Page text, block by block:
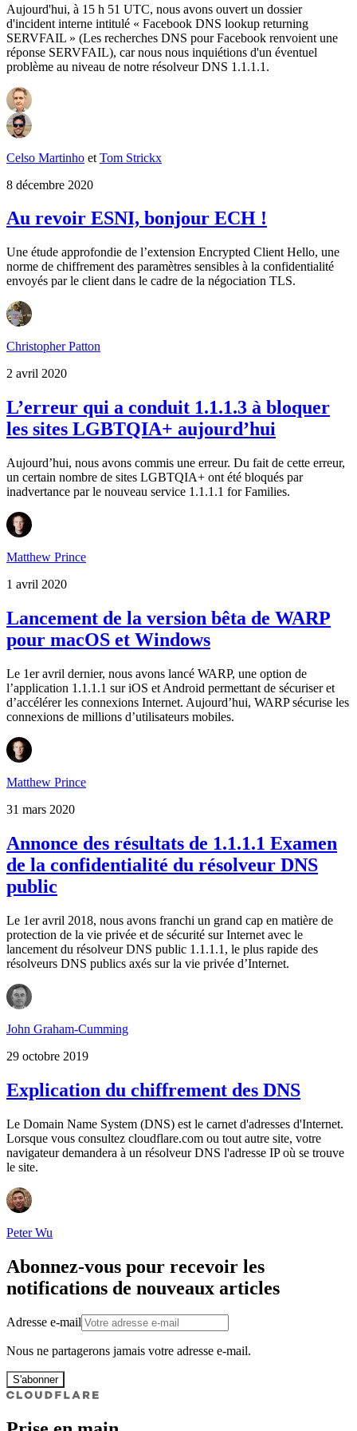
Aujourd'hui, à 15 h 51 UTC, nous avons ouvert un dossier
d'incident interne intitulé « Facebook DNS lookup returning
SERVFAIL » (Les recherches DNS pour Facebook renvoient une
réponse SERVFAIL), car nous nous inquiétions d'un éventuel
problème au niveau de notre résolveur DNS 1.1.1.1.
Celso Martinho et Tom Strickx
8 décembre 2020
Au revoir ESNI, bonjour ECH !
Une étude approfondie de l’extension Encrypted Client Hello, une
norme de chiffrement des paramètres sensibles à la confidentialité
envoyés par le client dans le cadre de la négociation TLS.
Christopher Patton
2 avril 2020
L’erreur qui a conduit 1.1.1.3 à bloquer
les sites LGBTQIA+ aujourd’hui
Aujourd’hui, nous avons commis une erreur. Du fait de cette erreur,
un certain nombre de sites LGBTQIA+ ont été bloqués par
inadvertance par le nouveau service 1.1.1.1 for Families.
Matthew Prince
1 avril 2020
Lancement de la version bêta de WARP
pour macOS et Windows
Le 1er avril dernier, nous avons lancé WARP, une option de
l’application 1.1.1.1 sur iOS et Android permettant de sécuriser et
d’accélérer les connexions Internet. Aujourd’hui, WARP sécurise les
connexions de millions d’utilisateurs mobiles.
Matthew Prince
31 mars 2020
Annonce des résultats de 1.1.1.1 Examen
de la confidentialité du résolveur DNS
public
Le 1er avril 2018, nous avons franchi un grand cap en matière de
protection de la vie privée et de sécurité sur Internet avec le
lancement du résolveur DNS public 1.1.1.1, le plus rapide des
résolveurs DNS publics axés sur la vie privée d’Internet.
John Graham-Cumming
29 octobre 2019
Explication du chiffrement des DNS
Le Domain Name System (DNS) est le carnet d'adresses d'Internet.
Lorsque vous consultez cloudflare.com ou tout autre site, votre
navigateur demandera à un résolveur DNS l'adresse IP où se trouve
le site.
Peter Wu
Abonnez-vous pour recevoir les
notifications de nouveaux articles
Adresse e-mail
Nous ne partagerons jamais votre adresse e-mail.
S'abonner